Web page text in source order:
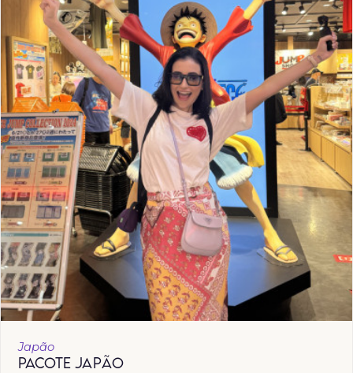
Japão
PACOTE JAPÃO